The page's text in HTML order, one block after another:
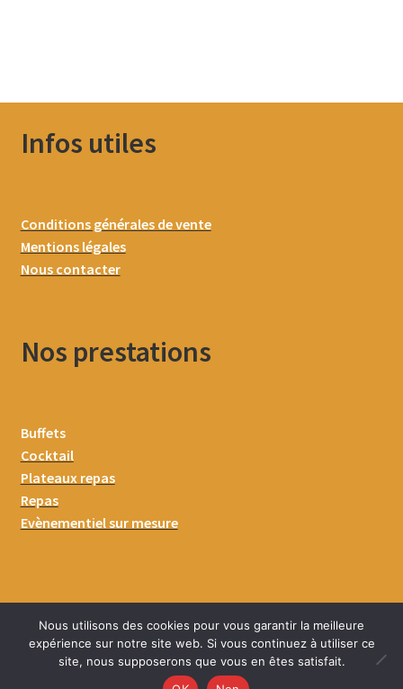
Infos utiles
Conditions générales de vente
Mentions légales
Nous contacter
Nos prestations
Buffets
Cocktail
Plateaux repas
Repas
Evènementiel sur mesure
Nous utilisons des cookies pour vous garantir la meilleure
expérience sur notre site web. Si vous continuez à utiliser ce
site, nous supposerons que vous en êtes satisfait.